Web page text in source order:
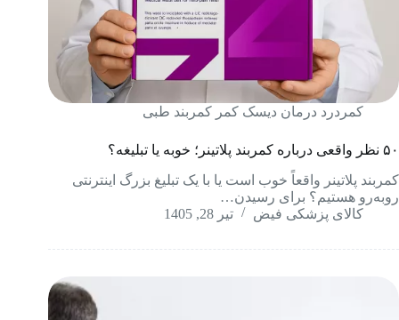
کمردرد درمان دیسک کمر کمربند طبی
۵۰ نظر واقعی درباره کمربند پلاتینر؛ خوبه یا تبلیغه؟
کمربند پلاتینر واقعاً خوب است یا با یک تبلیغ بزرگ اینترنتی
روبه‌رو هستیم؟ برای رسیدن…
کالای پزشکی فیض
تیر 28, 1405